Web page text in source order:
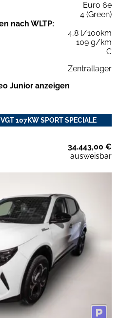
Euro 6e
4 (Green)
nach WLTP:
4,8 l/100km
109 g/km
C
Zentrallager
Junior anzeigen
107KW SPORT SPECIALE
34.443,00 €
ausweisbar